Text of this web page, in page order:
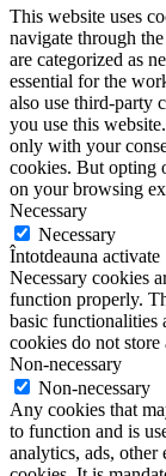
This website uses
navigate through
are categorized as
essential for the
also use third-party
you use this
only with your
cookies. But opting
on your browsing
Necessary
Necessary
Întotdeauna activate
Necessary cookies
function properly.
basic functionalities
cookies do not
Non-necessary
Non-necessary
Any cookies that
to function and is
analytics, ads, other